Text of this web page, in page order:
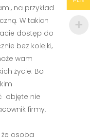
na przykład
W takich
dostęp do
bez kolejki,
wam
życie. Bo
objęte nie
firmy,
że osoba